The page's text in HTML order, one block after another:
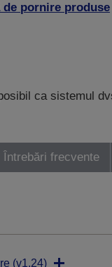
de pornire produse
ca sistemul
Întrebări frecvente
(v1.24)